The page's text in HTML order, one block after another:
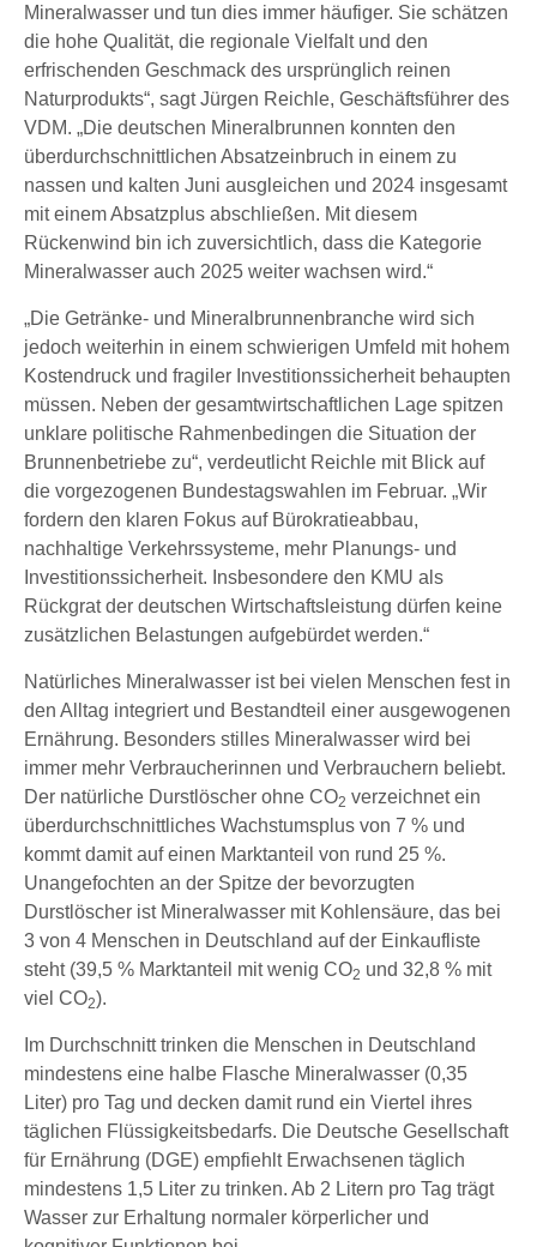
Mineralwasser und tun dies immer häufiger. Sie schätzen
die hohe Qualität, die regionale Vielfalt und den
erfrischenden Geschmack des ursprünglich reinen
Naturprodukts“, sagt Jürgen Reichle, Geschäftsführer des
VDM. „Die deutschen Mineralbrunnen konnten den
überdurchschnittlichen Absatzeinbruch in einem zu
nassen und kalten Juni ausgleichen und 2024 insgesamt
mit einem Absatzplus abschließen. Mit diesem
Rückenwind bin ich zuversichtlich, dass die Kategorie
Mineralwasser auch 2025 weiter wachsen wird.“
„Die Getränke- und Mineralbrunnenbranche wird sich
jedoch weiterhin in einem schwierigen Umfeld mit hohem
Kostendruck und fragiler Investitionssicherheit behaupten
müssen. Neben der gesamtwirtschaftlichen Lage spitzen
unklare politische Rahmenbedingen die Situation der
Brunnenbetriebe zu“, verdeutlicht Reichle mit Blick auf
die vorgezogenen Bundestagswahlen im Februar. „Wir
fordern den klaren Fokus auf Bürokratieabbau,
nachhaltige Verkehrssysteme, mehr Planungs- und
Investitionssicherheit. Insbesondere den KMU als
Rückgrat der deutschen Wirtschaftsleistung dürfen keine
zusätzlichen Belastungen aufgebürdet werden.“
Natürliches Mineralwasser ist bei vielen Menschen fest in
den Alltag integriert und Bestandteil einer ausgewogenen
Ernährung. Besonders stilles Mineralwasser wird bei
immer mehr Verbraucherinnen und Verbrauchern beliebt.
Der natürliche Durstlöscher ohne CO2 verzeichnet ein
überdurchschnittliches Wachstumsplus von 7 % und
kommt damit auf einen Marktanteil von rund 25 %.
Unangefochten an der Spitze der bevorzugten
Durstlöscher ist Mineralwasser mit Kohlensäure, das bei
3 von 4 Menschen in Deutschland auf der Einkaufliste
steht (39,5 % Marktanteil mit wenig CO2 und 32,8 % mit
viel CO2).
Im Durchschnitt trinken die Menschen in Deutschland
mindestens eine halbe Flasche Mineralwasser (0,35
Liter) pro Tag und decken damit rund ein Viertel ihres
täglichen Flüssigkeitsbedarfs. Die Deutsche Gesellschaft
für Ernährung (DGE) empfiehlt Erwachsenen täglich
mindestens 1,5 Liter zu trinken. Ab 2 Litern pro Tag trägt
Wasser zur Erhaltung normaler körperlicher und